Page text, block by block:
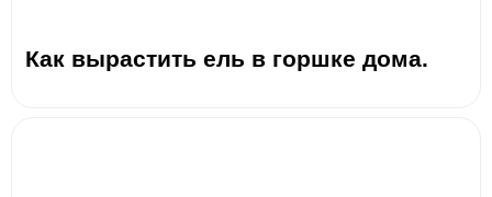
Как вырастить ель в горшке дома.